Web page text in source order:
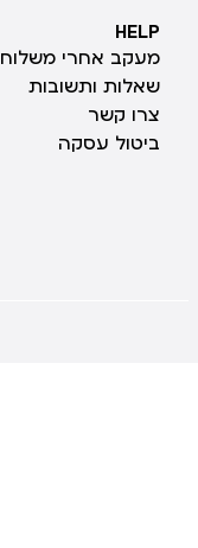
HELP
HELP
מעקב אחרי משלוח
שאלות ותשובות
צרו קשר
ביטול עסקה